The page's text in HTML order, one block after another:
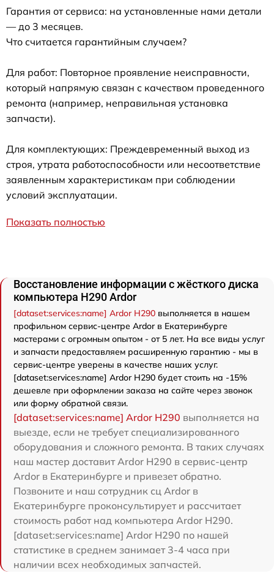
Гарантия от сервиса: на установленные нами детали
— до 3 месяцев.
Что считается гарантийным случаем?
Для работ: Повторное проявление неисправности,
который напрямую связан с качеством проведенного
ремонта (например, неправильная установка
запчасти).
Для комплектующих: Преждевременный выход из
строя, утрата работоспособности или несоответствие
заявленным характеристикам при соблюдении
условий эксплуатации.
Показать полностью
Восстановление информации с жёсткого диска
компьютера H290 Ardor
[dataset:services:name] Ardor H290 выполняется в нашем
профильном сервис-центре Ardor в Екатеринбурге
мастерами с огромным опытом - от 5 лет. На все виды услуг
и запчасти предоставляем расширенную гарантию - мы в
сервис-центре уверены в качестве наших услуг.
[dataset:services:name] Ardor H290 будет стоить на -15%
дешевле при оформлении заказа на сайте через звонок
или форму обратной связи.
[dataset:services:name] Ardor H290 выполняется на
выезде, если не требует специализированного
оборудования и сложного ремонта. В таких случаях
наш мастер доставит Ardor H290 в сервис-центр
Ardor в Екатеринбурге и привезет обратно.
Позвоните и наш сотрудник сц Ardor в
Екатеринбурге проконсультирует и рассчитает
стоимость работ над компьютера Ardor H290.
[dataset:services:name] Ardor H290 по нашей
статистике в среднем занимает 3-4 часа при
наличии всех необходимых запчастей.